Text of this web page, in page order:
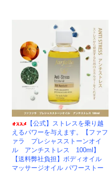
【公式】ストレスを乗り越
えるパワーを与えます。【ファフ
ァラ プレシャスストーンオイ
ル アンチストレス 100ml】
【送料弊社負担】ボディオイル
マッサージオイル パワーストー